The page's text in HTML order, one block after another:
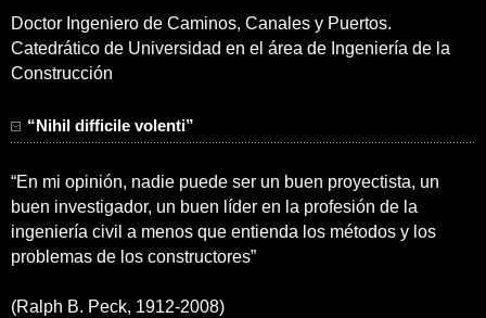
Doctor Ingeniero de Caminos, Canales y Puertos.
Catedrático de Universidad en el área de Ingeniería de la
Construcción
“Nihil difficile volenti”
“En mi opinión, nadie puede ser un buen proyectista, un
buen investigador, un buen líder en la profesión de la
ingeniería civil a menos que entienda los métodos y los
problemas de los constructores”
(Ralph B. Peck, 1912-2008)